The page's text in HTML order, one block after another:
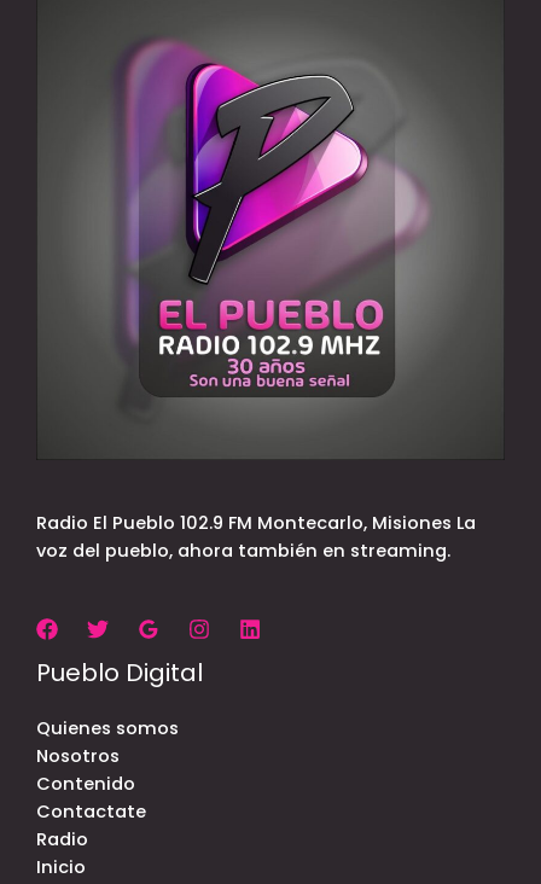
Radio El Pueblo 102.9 FM Montecarlo, Misiones La
voz del pueblo, ahora también en streaming.
Pueblo Digital
Quienes somos
Nosotros
Contenido
Contactate
Radio
Inicio